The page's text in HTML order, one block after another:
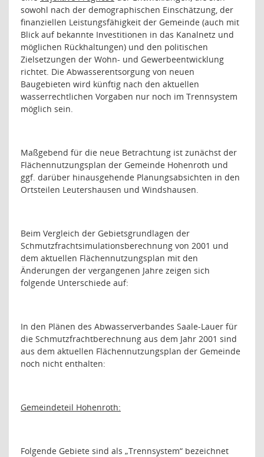
sowohl nach der demographischen Einschätzung, der
finanziellen Leistungsfähigkeit der Gemeinde (auch mit
Blick auf bekannte Investitionen in das Kanalnetz und
möglichen Rückhaltungen) und den politischen
Zielsetzungen der Wohn- und Gewerbeentwicklung
richtet. Die Abwasserentsorgung von neuen
Baugebieten wird künftig nach den aktuellen
wasserrechtlichen Vorgaben nur noch im Trennsystem
möglich sein.
Maßgebend für die neue Betrachtung ist zunächst der
Flächennutzungsplan der Gemeinde Hohenroth und
ggf. darüber hinausgehende Planungsabsichten in den
Ortsteilen Leutershausen und Windshausen.
Beim Vergleich der Gebietsgrundlagen der
Schmutzfrachtsimulationsberechnung von 2001 und
dem aktuellen Flächennutzungsplan mit den
Änderungen der vergangenen Jahre zeigen sich
folgende Unterschiede auf:
In den Plänen des Abwasserverbandes Saale-Lauer für
die Schmutzfrachtberechnung aus dem Jahr 2001 sind
aus dem aktuellen Flächennutzungsplan der Gemeinde
noch nicht enthalten:
Gemeindeteil Hohenroth:
Folgende Gebiete sind als „Trennsystem“ bezeichnet